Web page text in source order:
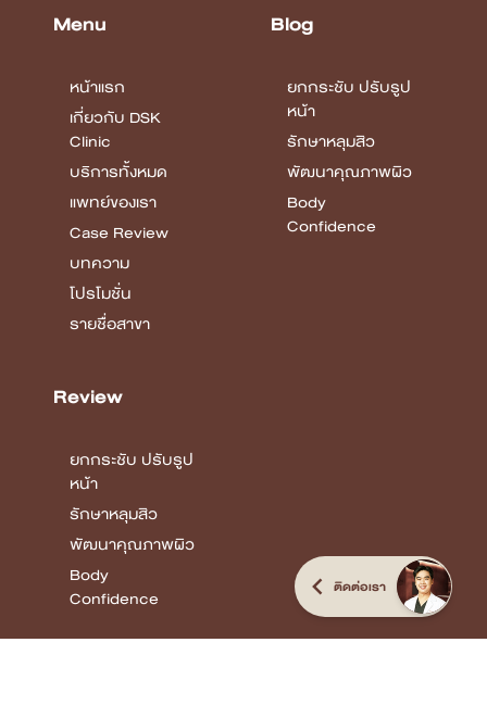
Menu
หน้าแรก
เกี่ยวกับ DSK
Clinic
บริการทั้งหมด
แพทย์ของเรา
Case Review
บทความ
โปรโมชั่น
รายชื่อสาขา
Blog
ยกกระชับ ปรับรูป
หน้า
รักษาหลุมสิว
พัฒนาคุณภาพผิว
Body
Confidence
Review
ยกกระชับ ปรับรูป
หน้า
รักษาหลุมสิว
พัฒนาคุณภาพผิว
Body
Confidence
ติดต่อเรา